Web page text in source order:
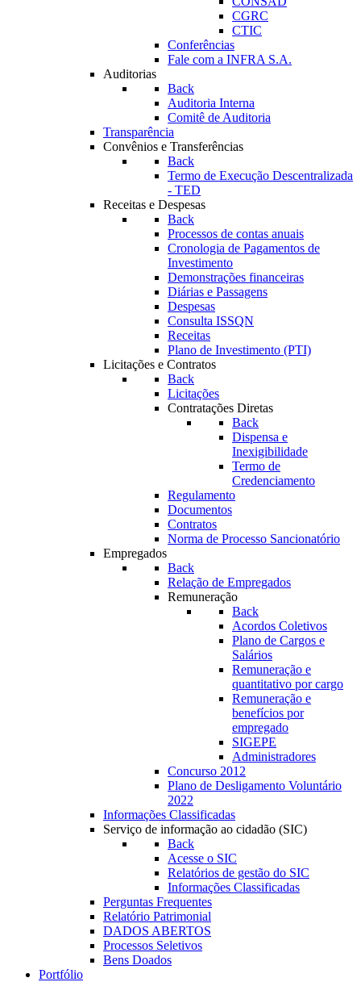
CGRC
CTIC
Conferências
Fale com a INFRA S.A.
Auditorias
Back
Auditoria Interna
Comitê de Auditoria
Transparência
Convênios e Transferências
Back
Termo de Execução Descentralizada
- TED
Receitas e Despesas
Back
Processos de contas anuais
Cronologia de Pagamentos de
Investimento
Demonstrações financeiras
Diárias e Passagens
Despesas
Consulta ISSQN
Receitas
Plano de Investimento (PTI)
Licitações e Contratos
Back
Licitações
Contratações Diretas
Back
Dispensa e
Inexigibilidade
Termo de
Credenciamento
Regulamento
Documentos
Contratos
Norma de Processo Sancionatório
Empregados
Back
Relação de Empregados
Remuneração
Back
Acordos Coletivos
Plano de Cargos e
Salários
Remuneração e
quantitativo por cargo
Remuneração e
benefícios por
empregado
SIGEPE
Administradores
Concurso 2012
Plano de Desligamento Voluntário
2022
Informações Classificadas
Serviço de informação ao cidadão (SIC)
Back
Acesse o SIC
Relatórios de gestão do SIC
Informações Classificadas
Perguntas Frequentes
Relatório Patrimonial
DADOS ABERTOS
Processos Seletivos
Bens Doados
Portfólio